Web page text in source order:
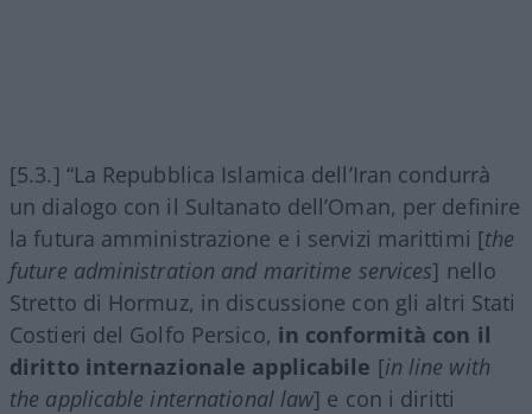
[5.3.] “La Repubblica Islamica dell’Iran condurrà
un dialogo con il Sultanato dell’Oman, per definire
la futura amministrazione e i servizi marittimi [the
future administration and maritime services] nello
Stretto di Hormuz, in discussione con gli altri Stati
Costieri del Golfo Persico, in conformità con il
diritto internazionale applicabile [in line with
the applicable international law] e con i diritti